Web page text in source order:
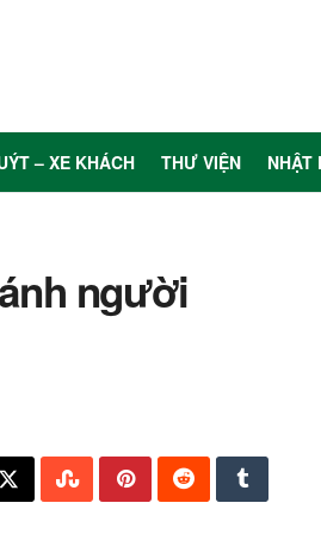
– XE KHÁCH THƯ VIỆN NHẬT
người